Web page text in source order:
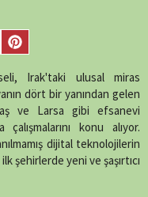
Share
on
Pinterest
Irak'taki ulusal miras
dört bir yanından gelen
ve Larsa gibi efsanevi
konu alıyor.
dijital teknolojilerin
şehirlerde yeni ve şaşırtıcı